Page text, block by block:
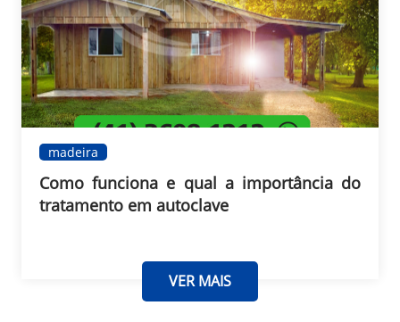
madeira
Como funciona e qual a importância do
tratamento em autoclave
VER MAIS